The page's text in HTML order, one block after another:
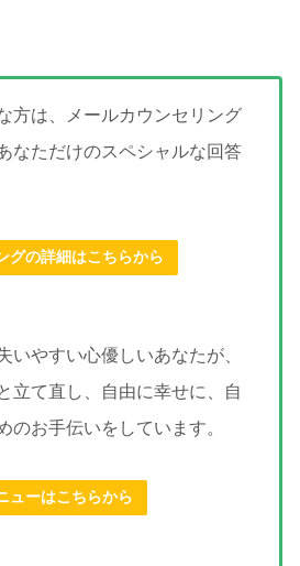
方は、メールカウンセリング
なただけのスペシャルな回答
グの詳細はこちらから
いやすい心優しいあなたが、
立て直し、自由に幸せに、自
のお手伝いをしています。
ューはこちらから